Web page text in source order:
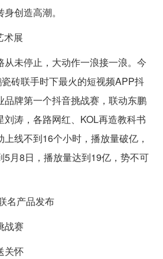
创造高潮。
术展
从未停止，大动作一浪接一浪。今
砖联手时下最火的短视频APP抖
品牌第一个抖音挑战赛，联动东鹏
涛，各路网红、KOL再造教科书
线不到16个小时，播放量破亿，
5月8日，播放量达到19亿，势不可
名产品发布
战赛
关怀